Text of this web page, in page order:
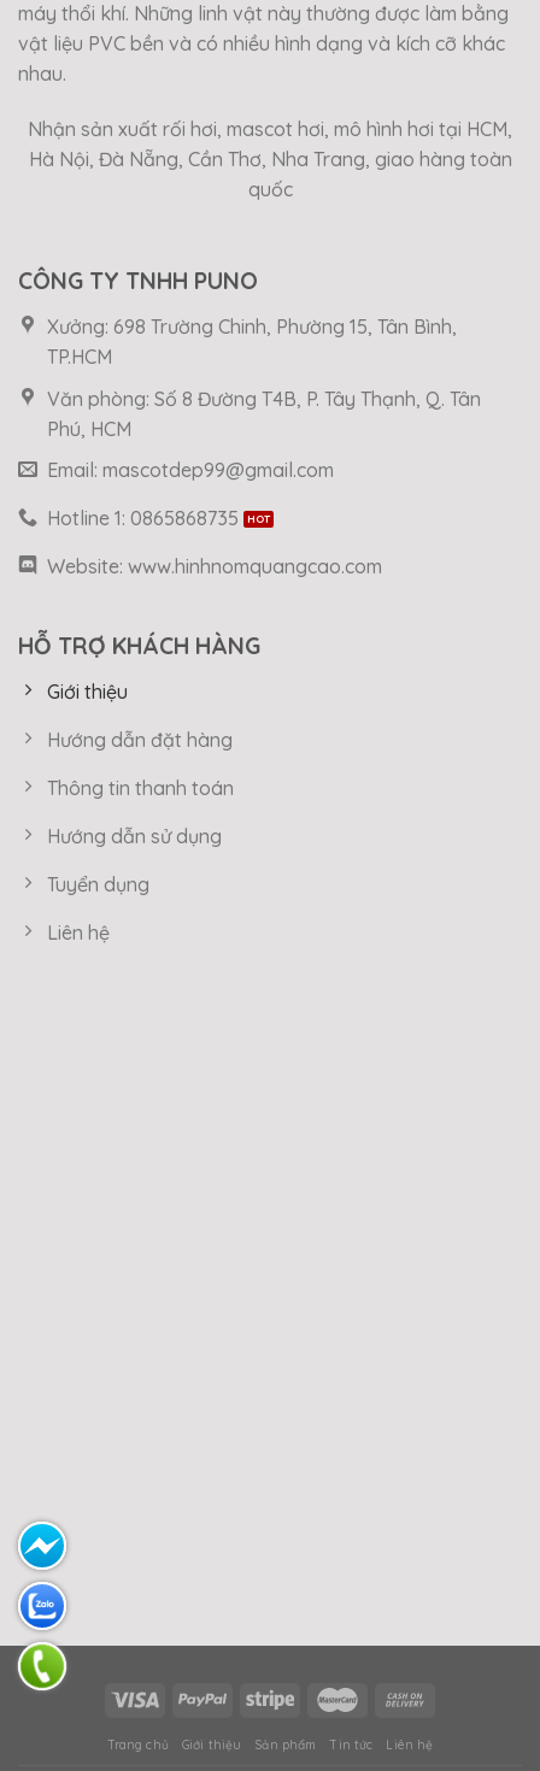
máy thổi khí. Những linh vật này thường được làm bằng
vật liệu PVC bền và có nhiều hình dạng và kích cỡ khác
nhau.
Nhận sản xuất rối hơi, mascot hơi, mô hình hơi tại HCM,
Hà Nội, Đà Nẵng, Cần Thơ, Nha Trang, giao hàng toàn
quốc
CÔNG TY TNHH PUNO
Xưởng: 698 Trường Chinh, Phường 15, Tân Bình,
TP.HCM
Văn phòng: Số 8 Đường T4B, P. Tây Thạnh, Q. Tân
Phú, HCM
Email: mascotdep99@gmail.com
Hotline 1: 0865868735
Website: www.hinhnomquangcao.com
HỖ TRỢ KHÁCH HÀNG
Giới thiệu
Hướng dẫn đặt hàng
Thông tin thanh toán
Hướng dẫn sử dụng
Tuyển dụng
Liên hệ
Trang chủ Giới thiệu Sản phẩm Tin tức Liên hệ